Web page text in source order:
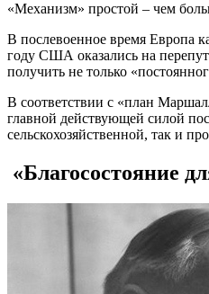
«Механизм» простой – чем
В послевоенное время Европа
году США оказались на
получить не только
В соответствии с «план
главной действующей силой
сельскохозяйственной, так и
«Благосостояние